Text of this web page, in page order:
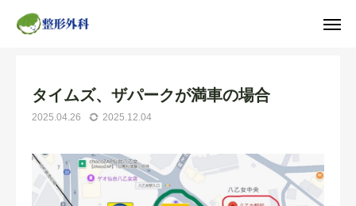
お知らせ
タイムズ、ザパークが満車の場合
2025.04.26 2025.12.04
 WEB予約 TEL（スマホ用）